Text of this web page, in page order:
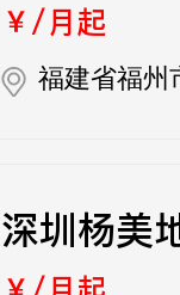
￥/月起
福建省福州
深圳杨美